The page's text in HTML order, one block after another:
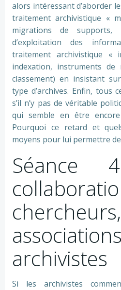
alors intéressant d’aborder
traitement archivistique «
migrations de supports,
d’exploitation des
traitement archivistique «
indexation, instruments de
classement) en insistant
type d’archives. Enfin, tous
s’il n’y pas de véritable
qui semble en être
Pourquoi ce retard et
moyens pour lui permettre
chercheurs,
archivistes
Si les archivistes